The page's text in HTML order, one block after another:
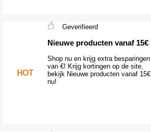
HOT
Geverifieerd
Nieuwe producten vanaf 15€
Shop nu en krijg extra besparingen
van €! Krijg kortingen op de site,
bekijk Nieuwe producten vanaf 15€
nu!